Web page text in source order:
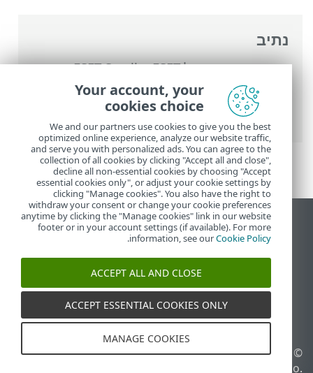
נתיב
העזרה המקוונת של ESET >
ESET Small
Business Security
>
עבודה עם ESET Small
Business Security
>הגדרות מתקדמות
ממשק משתמש
הצג את האתר למחשב
End of Life
מאגר הידע של ESET
ESET Status Portal
תמיכה אזורית
© 1992 - 2026 ESET, spol. s
r.o.‎ - כל הזכויות שמורות.
ניהול קובצי Cookie
Your account, your
cookies choice
We and our partners use cookies to give you the best
optimized online experience, analyze our website traffic,
and serve you with personalized ads. You can agree to the
collection of all cookies by clicking "Accept all and close",
decline all non-essential cookies by choosing "Accept
essential cookies only", or adjust your cookie settings by
clicking "Manage cookies". You also have the right to
withdraw your consent or change your cookie preferences
anytime by clicking the "Manage cookies" link in our website
footer or in your account settings (if available). For more
information, see ourCookie Policy
.
ACCEPT ALL AND CLOSE
ACCEPT ESSENTIAL COOKIES ONLY
MANAGE COOKIES